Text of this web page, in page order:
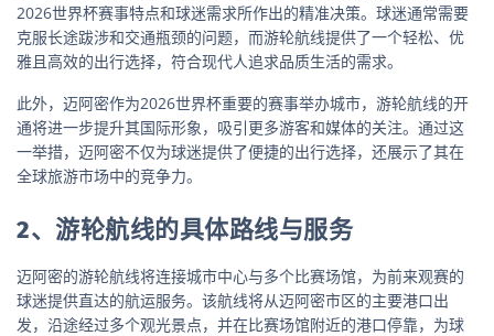
2026世界杯赛事特点和球迷需求所作出的精准决策。球迷通常需要
克服长途跋涉和交通瓶颈的问题，而游轮航线提供了一个轻松、优
雅且高效的出行选择，符合现代人追求品质生活的需求。
此外，迈阿密作为2026世界杯重要的赛事举办城市，游轮航线的开
通将进一步提升其国际形象，吸引更多游客和媒体的关注。通过这
一举措，迈阿密不仅为球迷提供了便捷的出行选择，还展示了其在
全球旅游市场中的竞争力。
2、游轮航线的具体路线与服务
迈阿密的游轮航线将连接城市中心与多个比赛场馆，为前来观赛的
球迷提供直达的航运服务。该航线将从迈阿密市区的主要港口出
发，沿途经过多个观光景点，并在比赛场馆附近的港口停靠，为球